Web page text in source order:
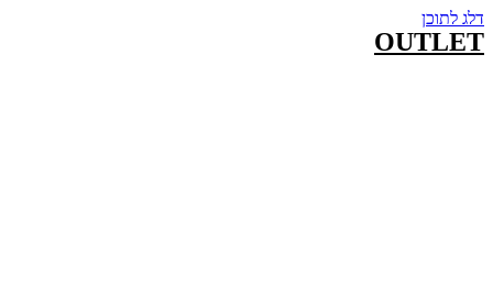
דלג לתוכן
OUTLET